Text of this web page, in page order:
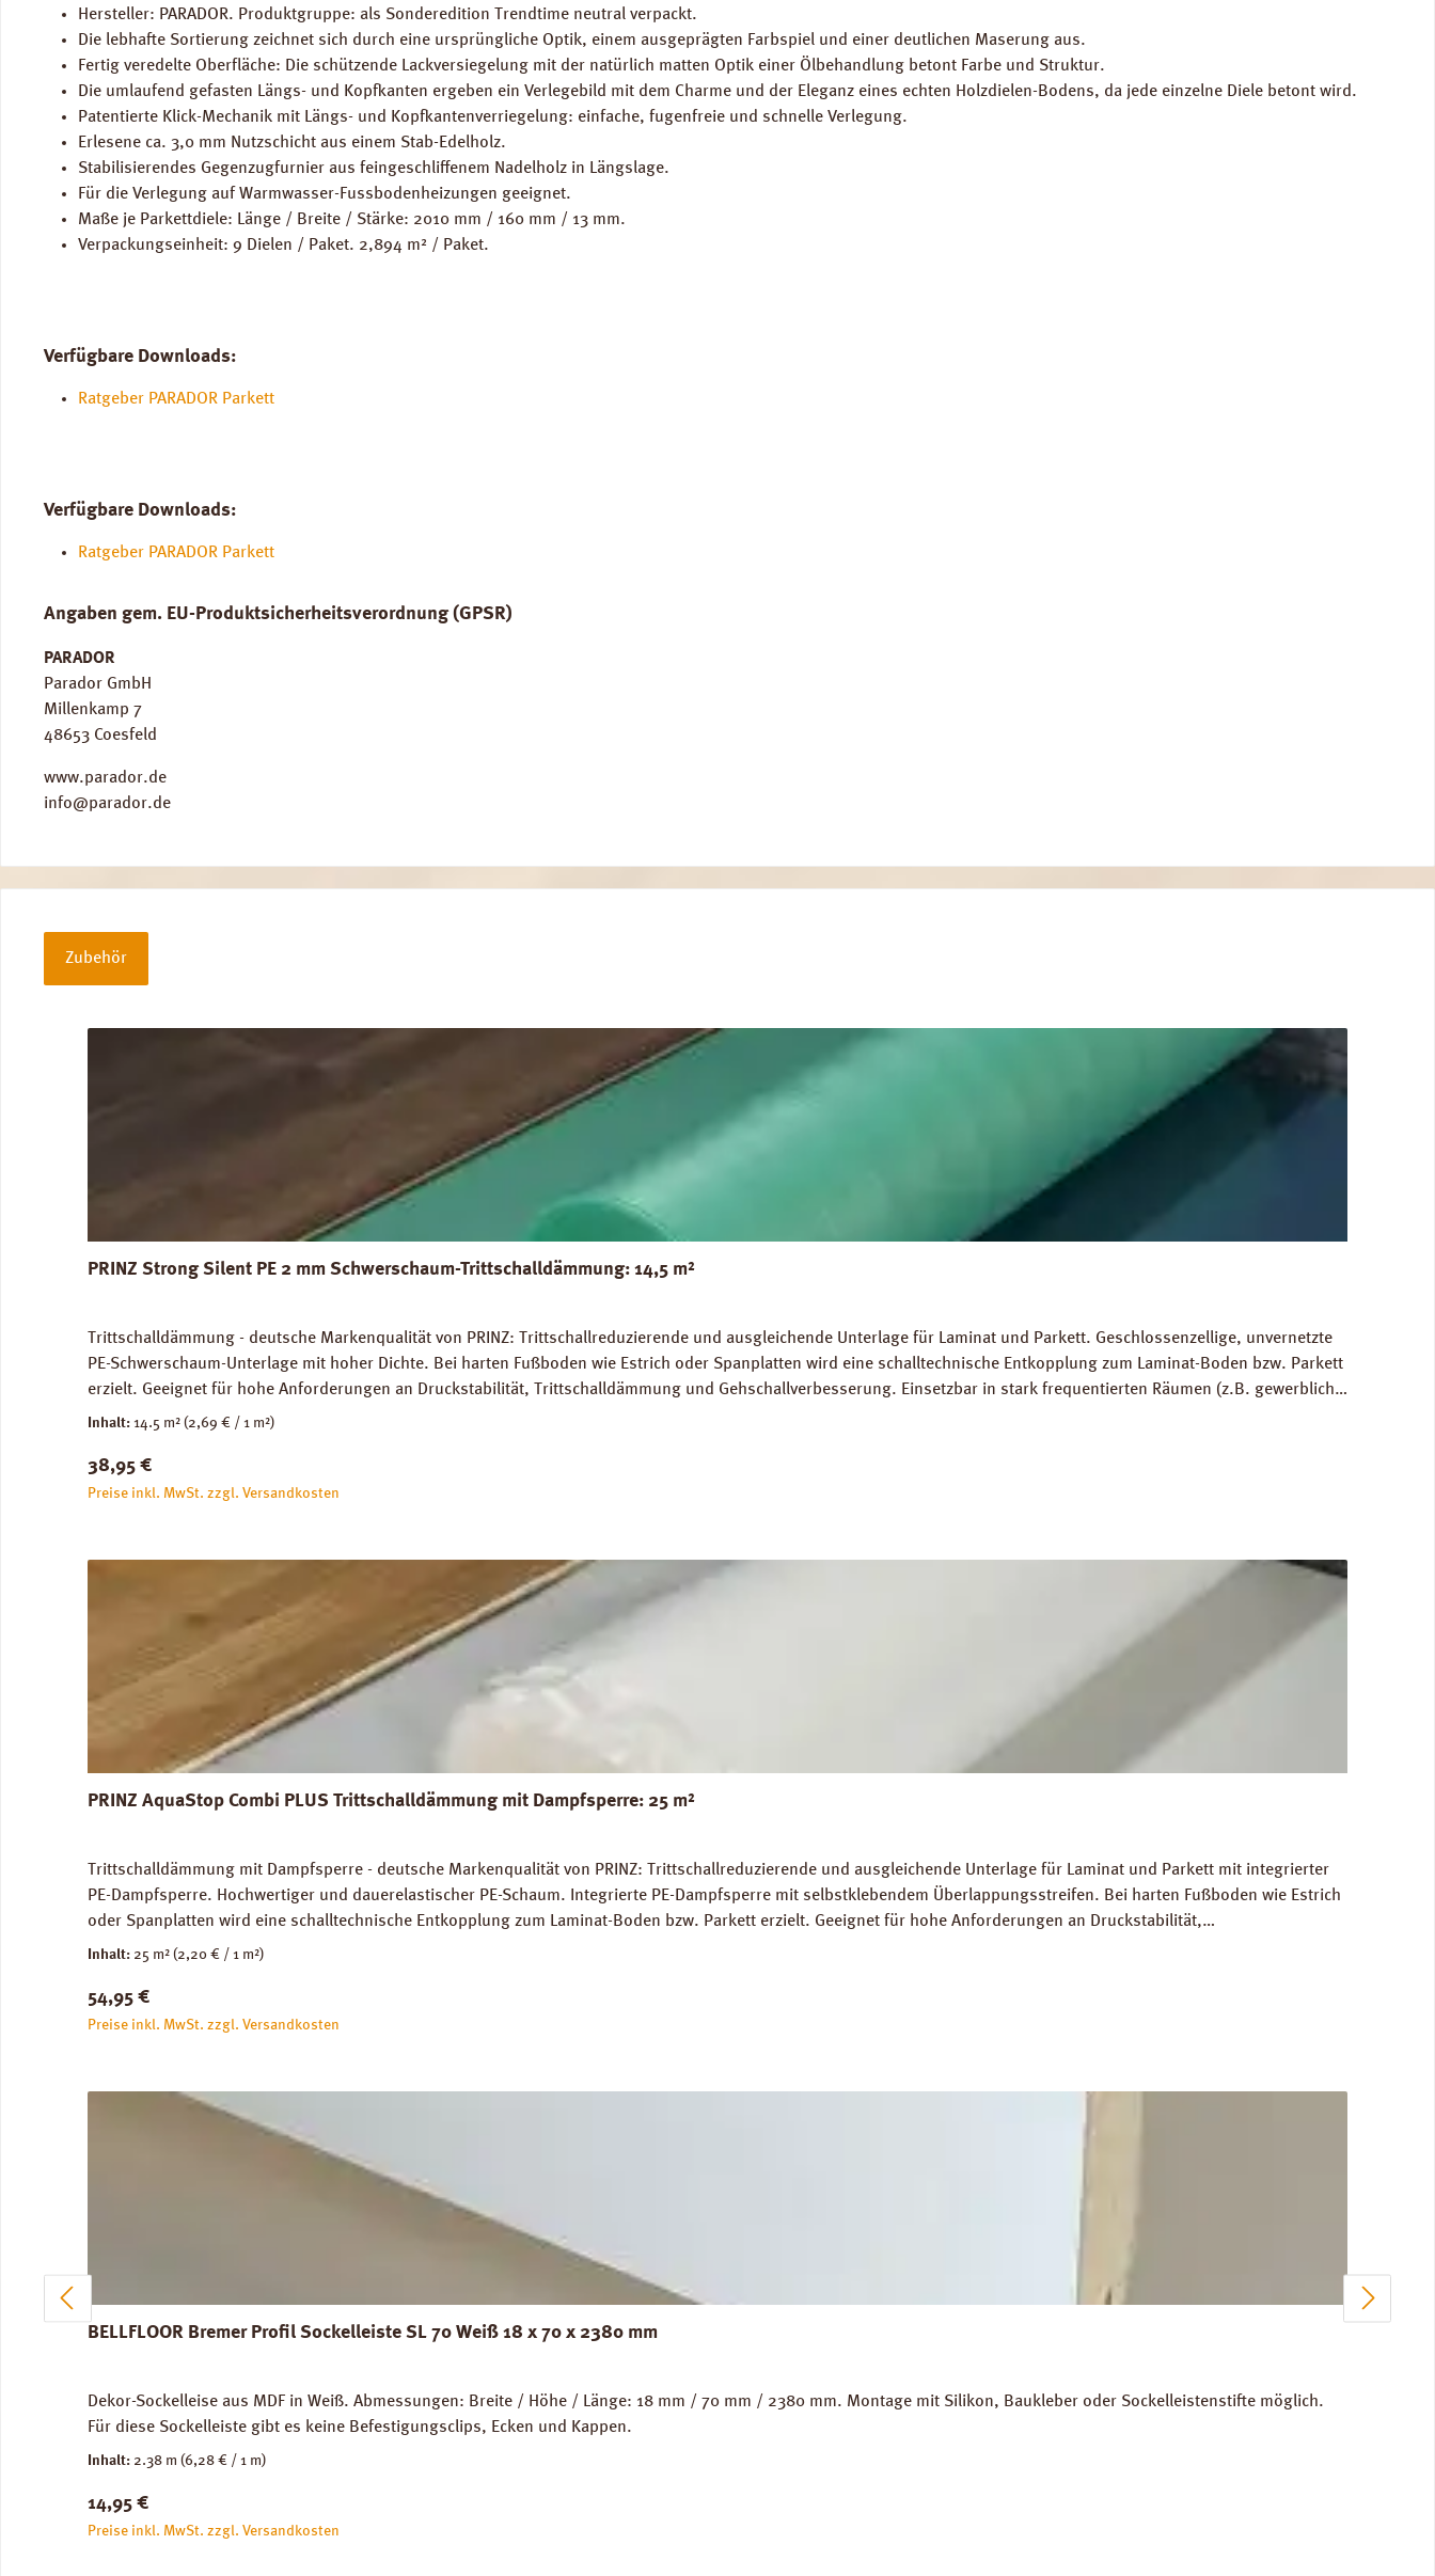
Hersteller: PARADOR. Produktgruppe: als Sonderedition Trendtime neutral verpackt.
Die lebhafte Sortierung zeichnet sich durch eine ursprüngliche Optik, einem ausgeprägten Farbspiel und einer deutlichen Maserung aus.
Fertig veredelte Oberfläche: Die schützende Lackversiegelung mit der natürlich matten Optik einer Ölbehandlung betont Farbe und Struktur.
Die umlaufend gefasten Längs- und Kopfkanten ergeben ein Verlegebild mit dem Charme und der Eleganz eines echten Holzdielen-Bodens, da jede einzelne Diele betont wird.
Patentierte Klick-Mechanik mit Längs- und Kopfkantenverriegelung: einfache, fugenfreie und schnelle Verlegung.
Erlesene ca. 3,0 mm Nutzschicht aus einem Stab-Edelholz.
Stabilisierendes Gegenzugfurnier aus feingeschliffenem Nadelholz in Längslage.
Für die Verlegung auf Warmwasser-Fussbodenheizungen geeignet.
Maße je Parkettdiele: Länge / Breite / Stärke: 2010 mm / 160 mm / 13 mm.
Verpackungseinheit: 9 Dielen / Paket. 2,894 m² / Paket.
Verfügbare Downloads:
Ratgeber PARADOR Parkett
Verfügbare Downloads:
Ratgeber PARADOR Parkett
Angaben gem. EU-Produktsicherheitsverordnung (GPSR)
PARADOR
Parador GmbH
Millenkamp 7
48653 Coesfeld
www.parador.de
info@parador.de
Zubehör
PRINZ Strong Silent PE 2 mm Schwerschaum-Trittschalldämmung: 14,5 m²
Trittschalldämmung - deutsche Markenqualität von PRINZ: Trittschallreduzierende und ausgleichende Unterlage für Laminat und Parkett. Geschlossenzellige, unvernetzte
PE-Schwerschaum-Unterlage mit hoher Dichte. Bei harten Fußboden wie Estrich oder Spanplatten wird eine schalltechnische Entkopplung zum Laminat-Boden bzw. Parkett
erzielt. Geeignet für hohe Anforderungen an Druckstabilität, Trittschalldämmung und Gehschallverbesserung. Einsetzbar in stark frequentierten Räumen (z.B. gewerblich
genutze Flächen) und im Objektbereich. Für die Verlegung auf Warmwasser-Fussbodenheizungen geeignet. Perfekter Ausgleich von Bodenunebenheiten bis zu 1 mm.
unbedenklich. Verfügbare Downloads: Datenblatt PRINZ Strong Silent Verlegeanleitung PRINZ Strong Silent
Inhalt: 14.5 m² (2,69 € / 1 m²)
Regulärer Preis:
38,95 €
Preise inkl. MwSt. zzgl. Versandkosten
PRINZ AquaStop Combi PLUS Trittschalldämmung mit Dampfsperre: 25 m²
Trittschalldämmung mit Dampfsperre - deutsche Markenqualität von PRINZ: Trittschallreduzierende und ausgleichende Unterlage für Laminat und Parkett mit integrierter
PE-Dampfsperre. Hochwertiger und dauerelastischer PE-Schaum. Integrierte PE-Dampfsperre mit selbstklebendem Überlappungsstreifen. Bei harten Fußboden wie Estrich
oder Spanplatten wird eine schalltechnische Entkopplung zum Laminat-Boden bzw. Parkett erzielt. Geeignet für hohe Anforderungen an Druckstabilität,
Trittschalldämmung und Gehschallverbesserung. Für die schwimmende Verlegung von Fertigparkett und Laminatböden in normal frequentierten Räumen. Für die
2,2 mm, 1 Rolle = 25,0 m². Trittschall-Verbesserung: 19 dB (ISO 140-8). Dichte: 25 kg / m³. FCKW- und HFCKW-frei. Ökologisch unbedenklich. Verfügbare Downloads:
Verlegeanleitung PRINZ AquaStop Combi PLUS Datenblatt PRINZ AquaStop Combi PLUS
Inhalt: 25 m² (2,20 € / 1 m²)
Regulärer Preis:
54,95 €
Preise inkl. MwSt. zzgl. Versandkosten
BELLFLOOR Bremer Profil Sockelleiste SL 70 Weiß 18 x 70 x 2380 mm
Dekor-Sockelleise aus MDF in Weiß. Abmessungen: Breite / Höhe / Länge: 18 mm / 70 mm / 2380 mm. Montage mit Silikon, Baukleber oder Sockelleistenstifte möglich.
Für diese Sockelleiste gibt es keine Befestigungsclips, Ecken und Kappen.
Inhalt: 2.38 m (6,28 € / 1 m)
Regulärer Preis:
14,95 €
Preise inkl. MwSt. zzgl. Versandkosten